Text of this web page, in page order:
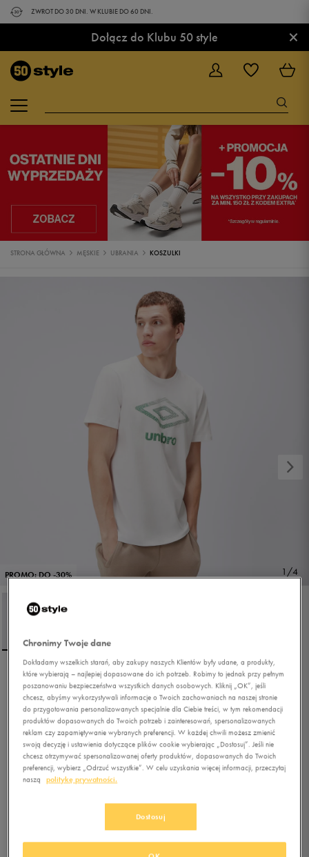
ZWROT DO 30 DNI. W KLUBIE DO 60 DNI.
Dołącz do Klubu 50 style ×
STRONA GŁÓWNA MĘSKIE UBRANIA KOSZULKI
PROMO: DO -30% 1/4
UMBRO T-SHIRT UMBRO
GRAPHICS WHITE
5.0
89,99zł -65% (cena początkowa)
44,99zł -30% (najniższa cena z 30 dni przed obniżką)
31,50złz Vat
Kolor:biały
Chronimy Twoje dane
Dokładamy wszelkich starań, aby zakupy naszych Klientów były udane, a produkty,
które wybierają – najlepiej dopasowane do ich potrzeb. Robimy to jednak przy pełnym
poszanowaniu bezpieczeństwa wszystkich danych osobowych. Kliknij „OK”, jeśli
chcesz, abyśmy wykorzystywali informacje o Twoich zachowaniach na naszej stronie
do przygotowania personalizowanych specjalnie dla Ciebie treści, w tym rekomendacji
produktów dopasowanych do Twoich potrzeb i zainteresowań, spersonalizowanych
reklam czy zapamiętywanie wybranych preferencji. W każdej chwili możesz zmienić
swoją decyzję i ustawienia dotyczące plików cookie wybierając „Dostosuj”. Jeśli nie
chcesz otrzymywać spersonalizowanej oferty produktów, dopasowanych do Twoich
preferencji, wybierz „Odrzuć wszystkie”. W celu uzyskania więcej informacji, przeczytaj
naszą
politykę prywatności.
Dostosuj